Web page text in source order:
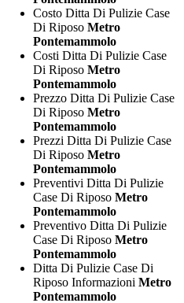
Costo Ditta Di Pulizie Case
Di Riposo Metro
Pontemammolo
Costi Ditta Di Pulizie Case
Di Riposo Metro
Pontemammolo
Prezzo Ditta Di Pulizie Case
Di Riposo Metro
Pontemammolo
Prezzi Ditta Di Pulizie Case
Di Riposo Metro
Pontemammolo
Preventivi Ditta Di Pulizie
Case Di Riposo Metro
Pontemammolo
Preventivo Ditta Di Pulizie
Case Di Riposo Metro
Pontemammolo
Ditta Di Pulizie Case Di
Riposo Informazioni Metro
Pontemammolo